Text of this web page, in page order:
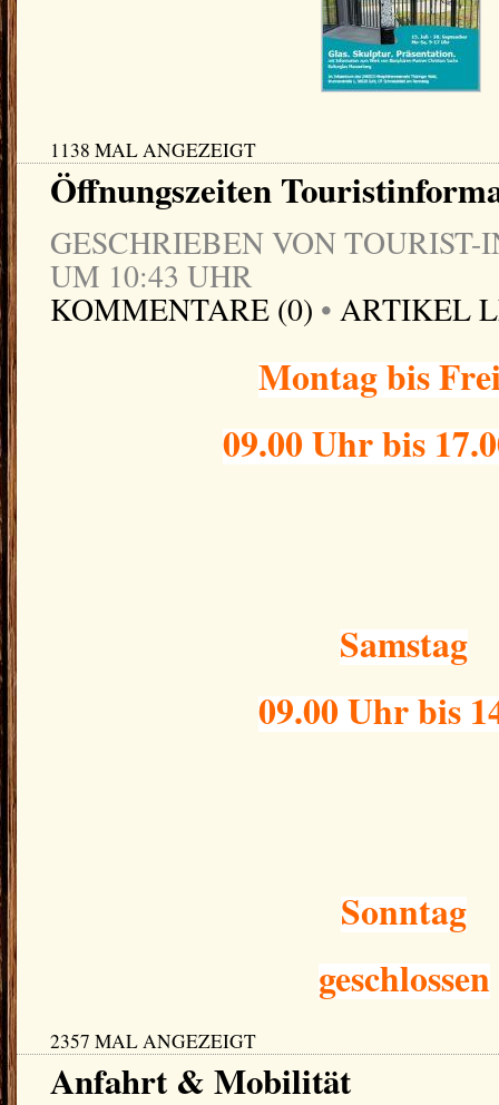
1138 MAL ANGEZEIGT
Öffnungszeiten
GESCHRIEBEN VON TOURIST-
UM 10:43 UHR
KOMMENTARE (0) • ARTIKEL
Montag bis
09.00 Uhr bis
Samstag
09.00 Uhr bis
Sonntag
geschlossen
2357 MAL ANGEZEIGT
Anfahrt & Mobilität